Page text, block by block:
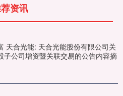
资讯
天合光能: 天合光能股份有限公司关
子公司增资暨关联交易的公告内容摘